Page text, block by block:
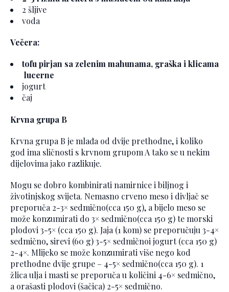
2 šljive
voda
Večera:
tofu pirjan sa zelenim mahunama, graška i klicama
lucerne
jogurt
čaj
Krvna grupa B
Krvna grupa B je mlađa od dvije prethodne, i koliko
god ima sličnosti s krvnom grupom A tako se u nekim
dijelovima jako razlikuje.
Mogu se dobro kombinirati namirnice i biljnog i
životinjskog svijeta. Nemasno crveno meso i divljač se
preporuča 2-3× sedmično(cca 150 g), a bijelo meso se
može konzumirati do 3× sedmično(cca 150 g) te morski
plodovi 3-5× (cca 150 g). Jaja (1 kom) se preporučuju 3-4×
sedmično, sirevi (60 g) 3-5× sedmičnoi jogurt (cca 150 g)
2-4×. Mlijeko se može konzumirati više nego kod
prethodne dvije grupe – 4-5× sedmično(cca 150 g). 1
žlica ulja i masti se preporuča u količini 4-6× sedmično,
a orašasti plodovi (šačica) 2-5× sedmično.